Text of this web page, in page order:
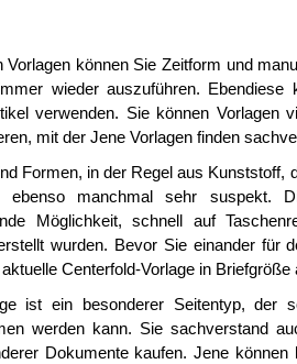
Vorlagen können Sie Zeitform und
wieder auszuführen.
verwenden. Sie können Vorlagen
mit der Jene Vorlagen finden
Formen, in der Regel aus
ebenso manchmal sehr suspekt.
Möglichkeit, schnell auf
wurden. Bevor Sie einander für
Centerfold-Vorlage in Briefgröße
ist ein besonderer Seitentyp, der
werden kann. Sie sachverstand
Dokumente kaufen. Jene